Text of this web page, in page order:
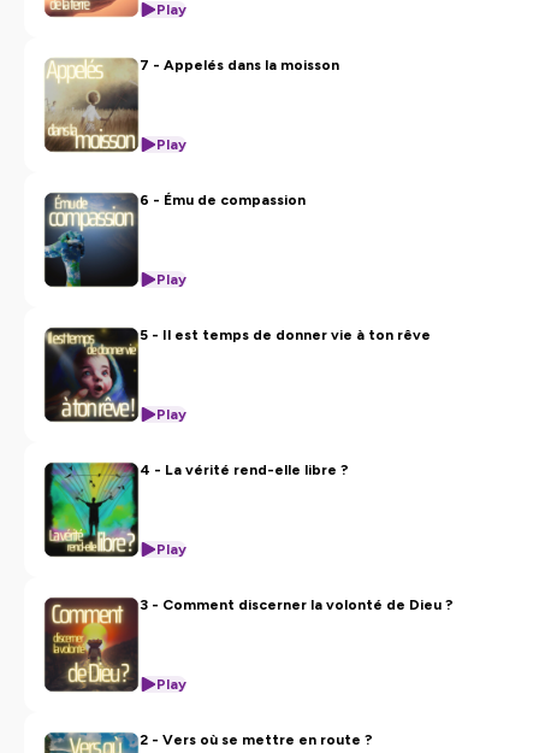
Play
7 - Appelés dans la moisson
Play
6 - Ému de compassion
Play
5 - Il est temps de donner vie à ton rêve
Play
4 - La vérité rend-elle libre ?
Play
3 - Comment discerner la volonté de Dieu ?
Play
2 - Vers où se mettre en route ?